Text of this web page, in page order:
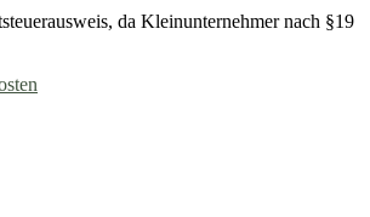
da Kleinunternehmer nach §19